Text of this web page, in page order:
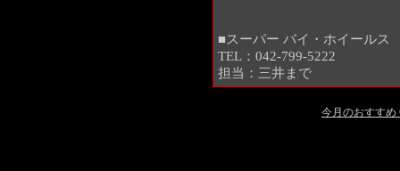
■スーパー バイ・ホイールス
TEL：042-799-5222
担当：三井まで
今月のおすす